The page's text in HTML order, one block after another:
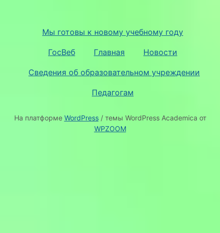
Мы готовы к новому учебному году
ГосВеб Главная Новости
Сведения об образовательном учреждении
Педагогам
На платформе WordPress/ темы WordPress Academica от
WPZOOM